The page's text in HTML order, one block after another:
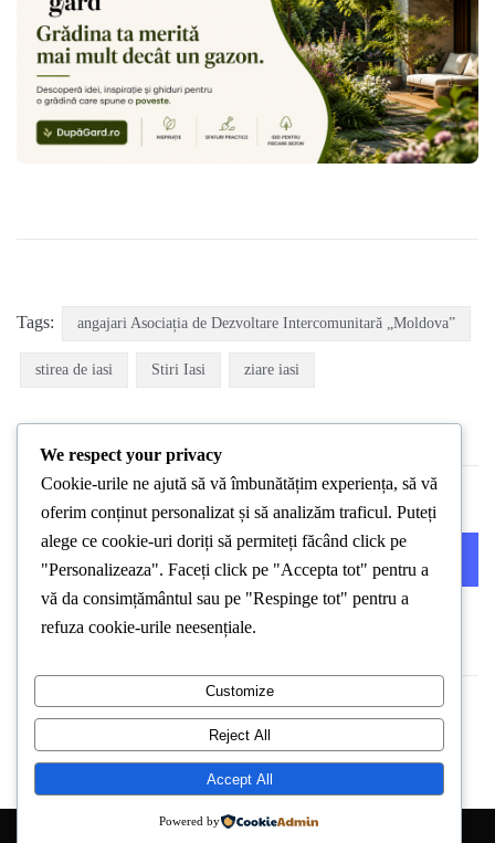
Tags: angajari Asociația de Dezvoltare Intercomunitară „Moldova”
stirea de iasi Stiri Iasi ziare iasi
We respect your privacy
Cookie-urile ne ajută să vă îmbunătățim experiența, să vă
oferim conținut personalizat și să analizăm traficul. Puteți
alege ce cookie-uri doriți să permiteți făcând click pe
"Personalizeaza". Faceți click pe "Accepta tot" pentru a
vă da consimțământul sau pe "Respinge tot" pentru a
refuza cookie-urile neesențiale.
Customize
Reject All
Accept All
Powered by